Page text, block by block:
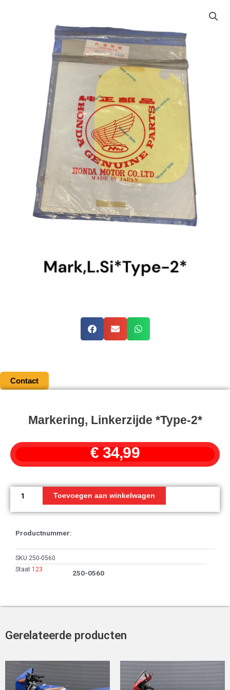
Contact
Markering, Linkerzijde *Type-2*
€34,99
Markering,
Linkerzijde
2*
Toevoegen aan winkelwagen
Productnummer:
SKU 250-0560
Staat 123 250-0560
Gerelateerde producten